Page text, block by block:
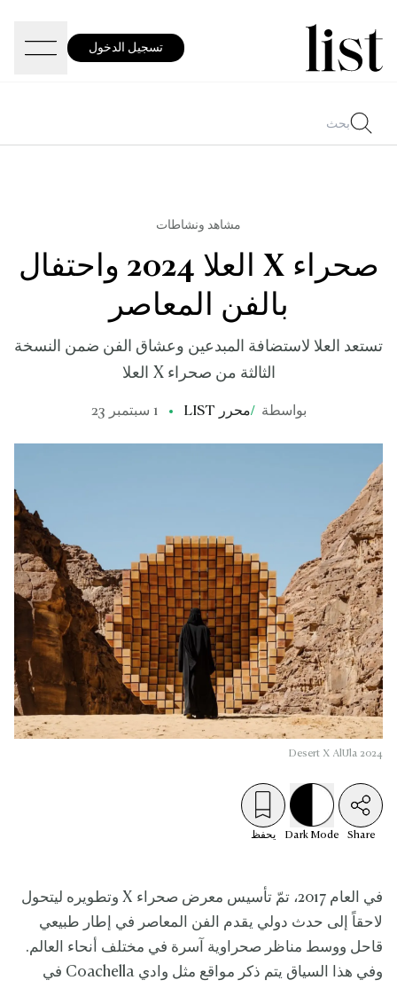
تسجيل الدخول
مشاهد ونشاطات
صحراء X العلا 2024 واحتفال
بالفن المعاصر
تستعد العلا لاستضافة المبدعين وعشاق الفن ضمن النسخة
الثالثة من صحراء X العلا
بواسطة /محرر LIST 1 سبتمبر 23
Desert X AlUla 2024
Share
Dark Mode يحفظ
في العام 2017، تمّ تأسيس معرض صحراء X وتطويره ليتحول
لاحقاً إلى حدث دولي يقدم الفن المعاصر في إطار طبيعي
قاحل ووسط مناظر صحراوية آسرة في مختلف أنحاء العالم.
وفي هذا السياق يتم ذكر مواقع مثل وادي Coachella في